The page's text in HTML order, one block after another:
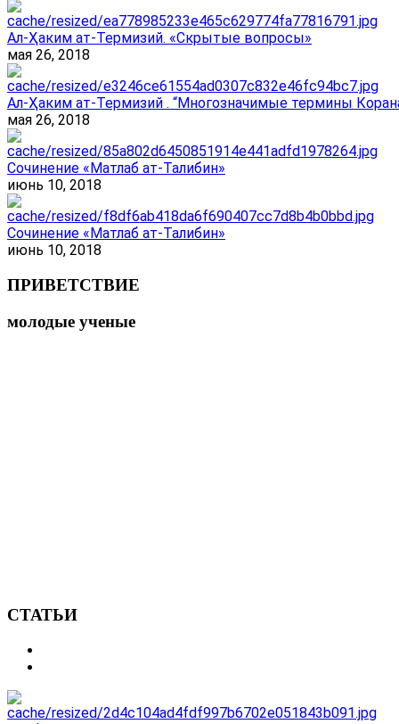
Ал-Ҳаким ат-Термизий. «Скрытые вопросы»
мая 26, 2018
Ал-Ҳаким ат-Термизий . “Многозначимые термины
мая 26, 2018
Сочинение «Матлаб ат-Талибин»
июнь 10, 2018
Сочинение «Матлаб ат-Талибин»
июнь 10, 2018
ПРИВЕТСТВИЕ
молодые ученые
СТАТЬИ